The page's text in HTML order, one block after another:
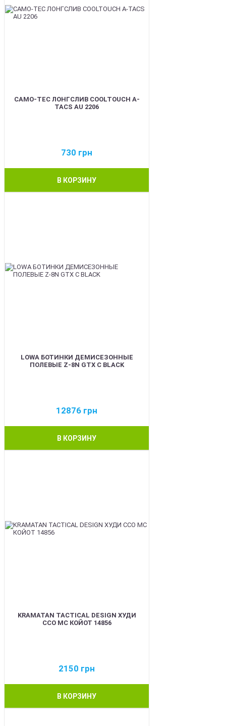
CAMO-TEC ЛОНГСЛИВ COOLTOUCH A-
TACS AU 2206
730 грн
В КОРЗИНУ
LOWA БОТИНКИ ДЕМИСЕЗОННЫЕ
ПОЛЕВЫЕ Z-8N GTX C BLACK
12876 грн
В КОРЗИНУ
KRAMATAN TACTICAL DESIGN ХУДИ
ССО МС КОЙОТ 14856
2150 грн
В КОРЗИНУ